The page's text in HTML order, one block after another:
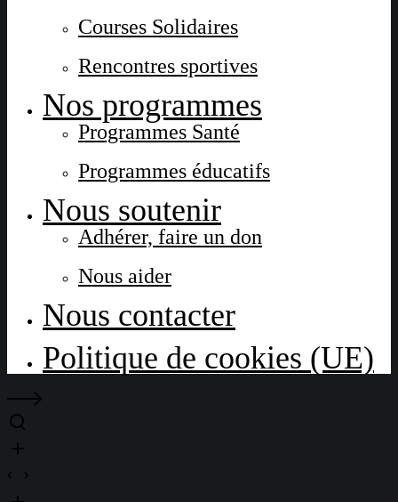
Courses Solidaires
Rencontres sportives
Nos programmes
Programmes Santé
Programmes éducatifs
Nous soutenir
Adhérer, faire un don
Nous aider
Nous contacter
Politique de cookies (UE)